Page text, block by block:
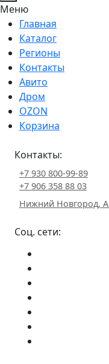
Меню
Главная
Каталог
Регионы
Контакты
Авито
Дром
OZON
Корзина
Контакты:
+7 930 800-99-89
+7 906 358 88 03
Нижний Новгород,
Соц. сети: